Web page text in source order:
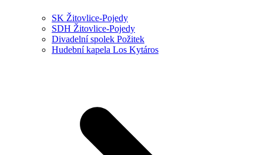
SK Žitovlice-Pojedy
SDH Žitovlice-Pojedy
Divadelní spolek Požitek
Hudební kapela Los Kytáros